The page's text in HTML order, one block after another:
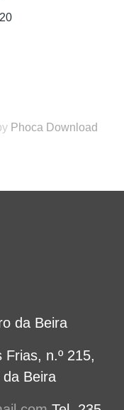
Phoca Download
da Beira
Frias, n.º 215,
Beira